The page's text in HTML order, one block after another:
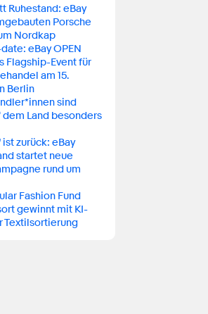
Ruhestand: eBay
Porsche
Nordkap
eBay OPEN
Flagship-Event für
am 15.
Berlin
sind
Land besonders
ist zurück: eBay
startet neue
rund um
Fashion Fund
gewinnt mit KI-
Textilsortierung